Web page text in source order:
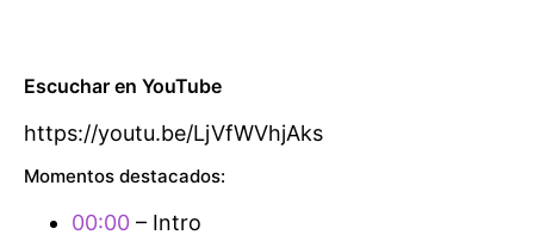
Escuchar en YouTube
https://youtu.be/LjVfWVhjAks
Momentos destacados:
00:00 – Intro